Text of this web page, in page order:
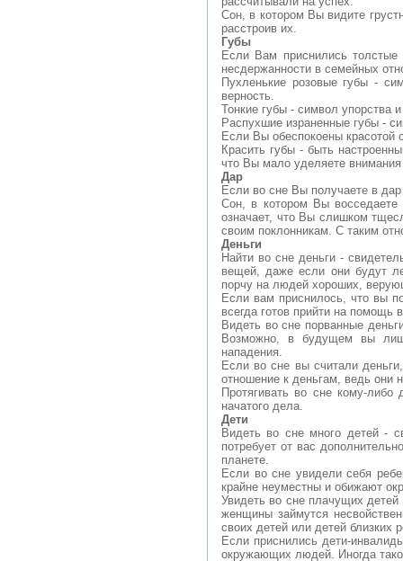
Сон, в котором Вы видите
расстроив их.
Губы
Если Вам приснились
несдержанности в семейных
Пухленькие розовые губы -
верность.
Тонкие губы - символ упорства
Распухшие израненные губы -
Если Вы обеспокоены красотой
Красить губы - быть
что Вы мало уделяете
Дар
Если во сне Вы получаете в
Сон, в котором Вы
означает, что Вы слишком
своим поклонникам. С таким
Деньги
Найти во сне деньги -
вещей, даже если они будут
порчу на людей хороших,
Если вам приснилось, что вы
всегда готов прийти на
Видеть во сне порванные
Возможно, в будущем вы
нападения.
Если во сне вы считали
отношение к деньгам, ведь они
Протягивать во сне кому-
начатого дела.
Дети
Видеть во сне много детей -
потребует от вас
планете.
Если во сне увидели себя
крайне неуместны и обижают
Увидеть во сне плачущих
женщины займутся
своих детей или детей близких
Если приснились дети-
окружающих людей. Иногда